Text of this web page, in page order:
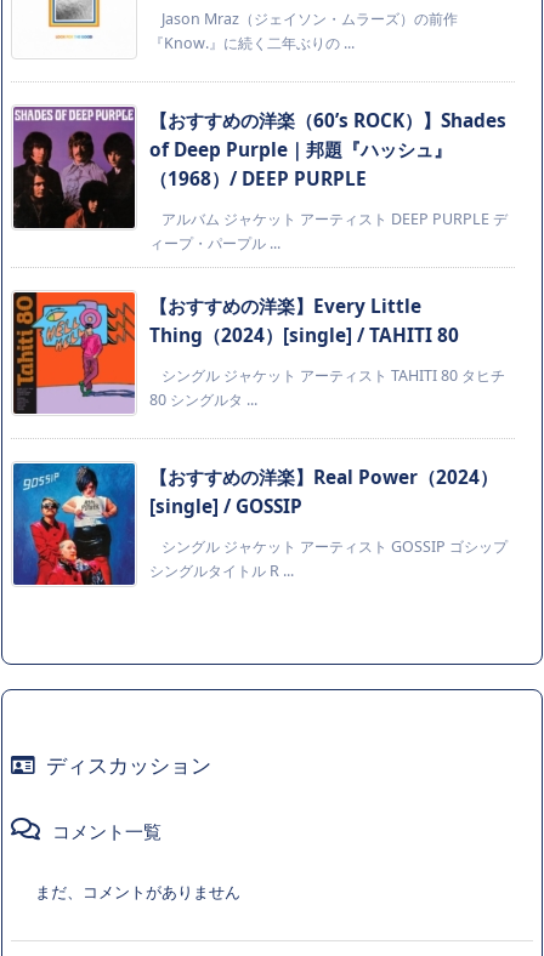
Jason Mraz（ジェイソン・ムラーズ）の前作
『Know.』に続く二年ぶりの ...
【おすすめの洋楽（60’s ROCK）】Shades
of Deep Purple｜邦題『ハッシュ』
（1968）/ DEEP PURPLE
アルバム ジャケット アーティスト DEEP PURPLE デ
ィープ・パープル ...
【おすすめの洋楽】Every Little
Thing（2024）[single] / TAHITI 80
シングル ジャケット アーティスト TAHITI 80 タヒチ
80 シングルタ ...
【おすすめの洋楽】Real Power（2024）
[single] / GOSSIP
シングル ジャケット アーティスト GOSSIP ゴシップ
シングルタイトル R ...
ディスカッション
コメント一覧
まだ、コメントがありません